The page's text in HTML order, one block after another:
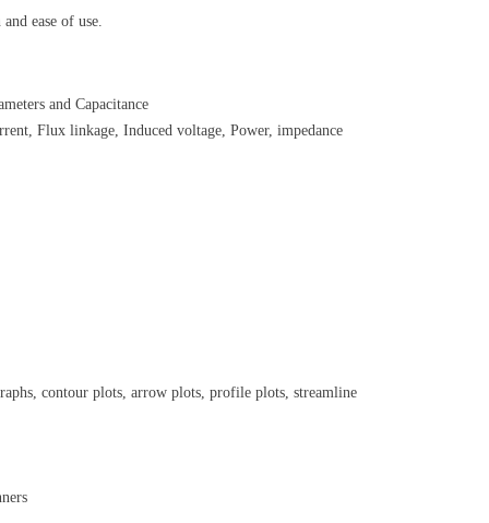
ease of use.
and Capacitance
Flux linkage, Induced voltage, Power, impedance
contour plots, arrow plots, profile plots, streamline